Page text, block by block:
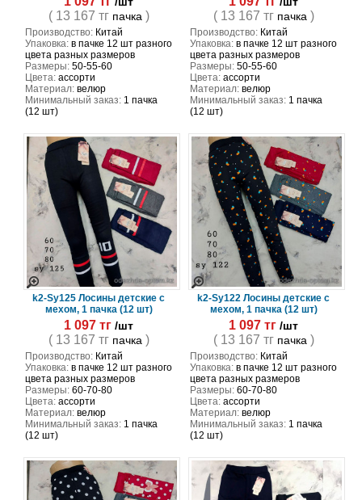
( 13 167 тг пачка )
Производство:Китай
Упаковка:в пачке 12 шт разного
цвета разных размеров
Размеры:50-55-60
Цвета:ассорти
Материал:велюр
Минимальный заказ:1 пачка
(12 шт)
( 13 167 тг пачка )
Производство:Китай
Упаковка:в пачке 12 шт разного
цвета разных размеров
Размеры:50-55-60
Цвета:ассорти
Материал:велюр
Минимальный заказ:1 пачка
(12 шт)
k2-Sy125 Лосины детские с
мехом, 1 пачка (12 шт)
1 097 тг /шт
( 13 167 тг пачка )
Производство:Китай
Упаковка:в пачке 12 шт разного
цвета разных размеров
Размеры:60-70-80
Цвета:ассорти
Материал:велюр
Минимальный заказ:1 пачка
(12 шт)
k2-Sy122 Лосины детские с
мехом, 1 пачка (12 шт)
1 097 тг /шт
( 13 167 тг пачка )
Производство:Китай
Упаковка:в пачке 12 шт разного
цвета разных размеров
Размеры:60-70-80
Цвета:ассорти
Материал:велюр
Минимальный заказ:1 пачка
(12 шт)